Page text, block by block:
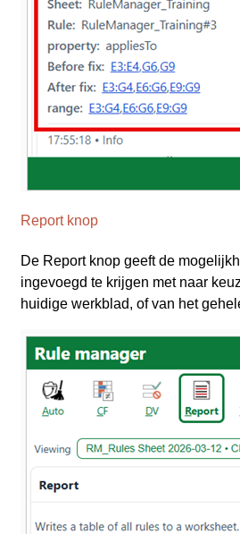
Report knop
De Report knop geeft de
ingevoegd te krijgen met naar
huidige werkblad, of van het